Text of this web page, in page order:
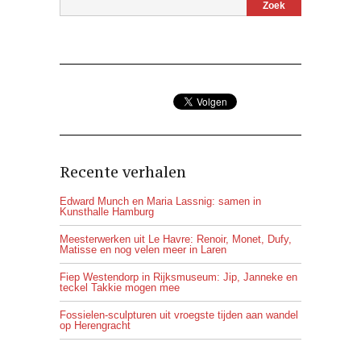
Recente verhalen
Edward Munch en Maria Lassnig: samen in
Kunsthalle Hamburg
Meesterwerken uit Le Havre: Renoir, Monet, Dufy,
Matisse en nog velen meer in Laren
Fiep Westendorp in Rijksmuseum: Jip, Janneke en
teckel Takkie mogen mee
Fossielen-sculpturen uit vroegste tijden aan wandel
op Herengracht